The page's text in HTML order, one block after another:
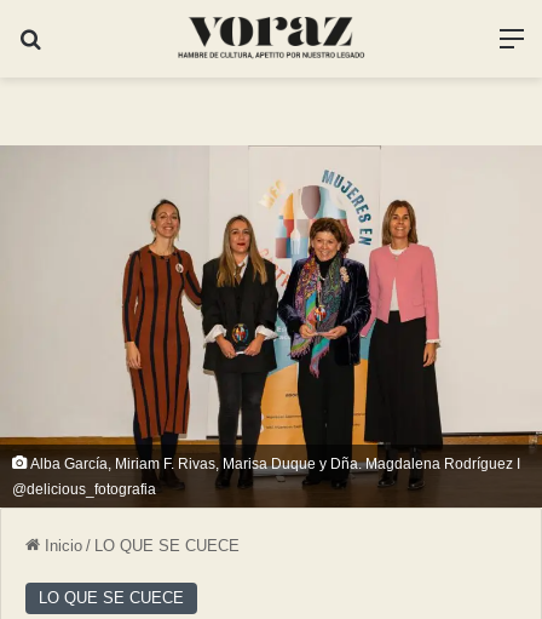
Alba García, Miriam F. Rivas, Marisa Duque y Dña. Magdalena Rodríguez I
@delicious_fotografia
Inicio / LO QUE SE CUECE
LO QUE SE CUECE